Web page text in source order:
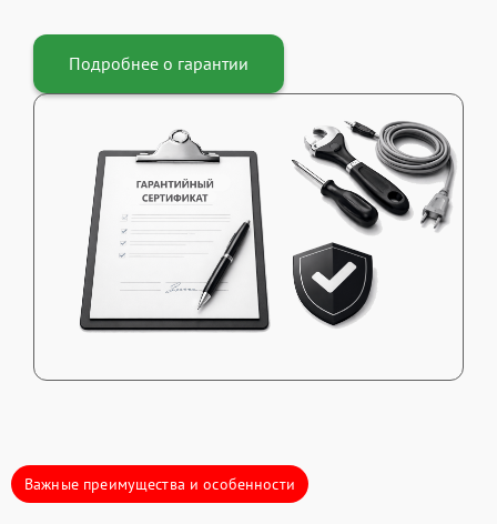
Подробнее о гарантии
Важные преимущества и особенности